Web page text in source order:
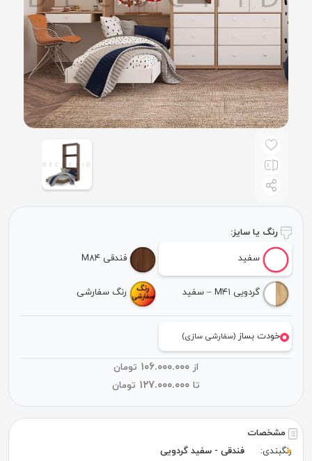
مشخصات
رنگبندی:
فندقی - سفید گردویی
رنگ یا سایز:
سفید فندقی M۸۴
گردویی M۴۱ – سفید رنگ سفارشی
خودت بساز(سفارشی سازی)
از
تومان
تا
تومان